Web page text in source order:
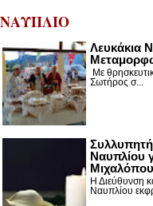
ΝΑΥΠΛΙΟ
Λευκάκια
Με
Σωτήρος σ...
Ναυπλίου
Η Διεύθυνση
Ναυπλίου